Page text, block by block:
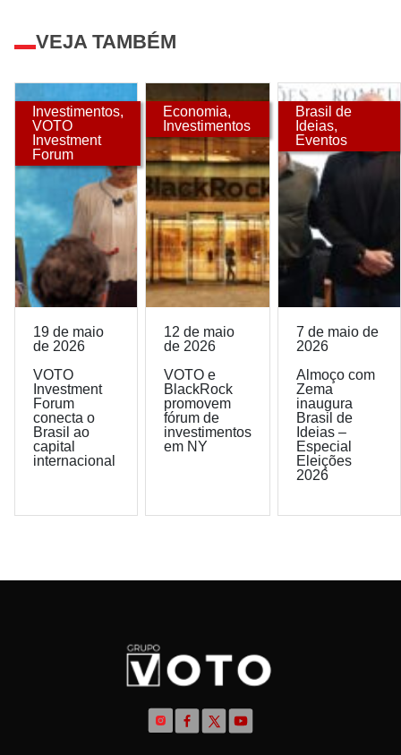
VEJA TAMBÉM
Investimentos,
VOTO
Investment
Forum
19 de maio
de 2026
VOTO
Investment
Forum
conecta o
Brasil ao
capital
internacional
Economia,
Investimentos
12 de maio
de 2026
VOTO e
BlackRock
promovem
fórum de
investimentos
em NY
Brasil de
Ideias,
Eventos
7 de maio de
2026
Almoço com
Zema
inaugura
Brasil de
Ideias –
Especial
Eleições
2026